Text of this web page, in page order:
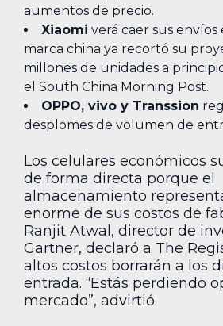
aumentos de precio.
Xiaomi verá caer sus envíos
marca china ya recortó su
millones de unidades a
el South China Morning Post.
OPPO, vivo y Transsion
desplomes de volumen de
Los celulares económicos
de forma directa porque el
almacenamiento
enorme de sus costos de
Ranjit Atwal, director de
Gartner, declaró a The
altos costos borrarán a los
entrada. “Estás perdiendo
mercado”, advirtió.